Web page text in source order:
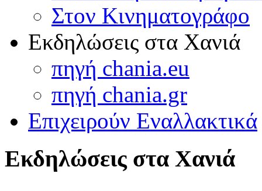
Στον Κινηματογράφο
Εκδηλώσεις στα Χανιά
πηγή chania.eu
πηγή chania.gr
Επιχειρούν Εναλλακτικά
Εκδηλώσεις στα Χανιά